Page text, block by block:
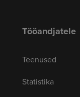
Tööandjatele
Teenused
Statistika